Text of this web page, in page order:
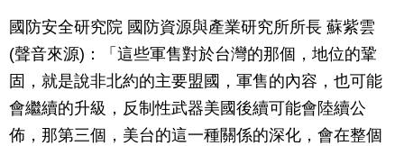
國防安全研究院 國防資源與產業研究所所長 蘇紫雲
(聲音來源)：「這些軍售對於台灣的那個，地位的鞏
固，就是說非北約的主要盟國，軍售的內容，也可能
會繼續的升級，反制性武器美國後續可能會陸續公
佈，那第三個，美台的這一種關係的深化，會在整個